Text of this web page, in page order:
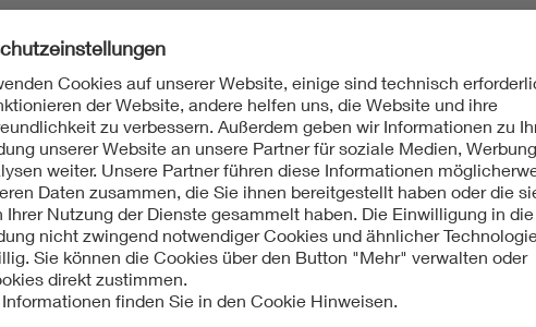
300:2013-08
- Feldbusse - Teil 3-x: Dienstfestlegungen
- Typ x-Elemente (IEC
Englische Fassung FprEN 61158-3-X:2012, nur auf CD-